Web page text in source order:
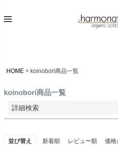
HOME koinobori商品一覧
koinobori商品一覧
詳細検索
並び替え 新着順 レビュー順 価格